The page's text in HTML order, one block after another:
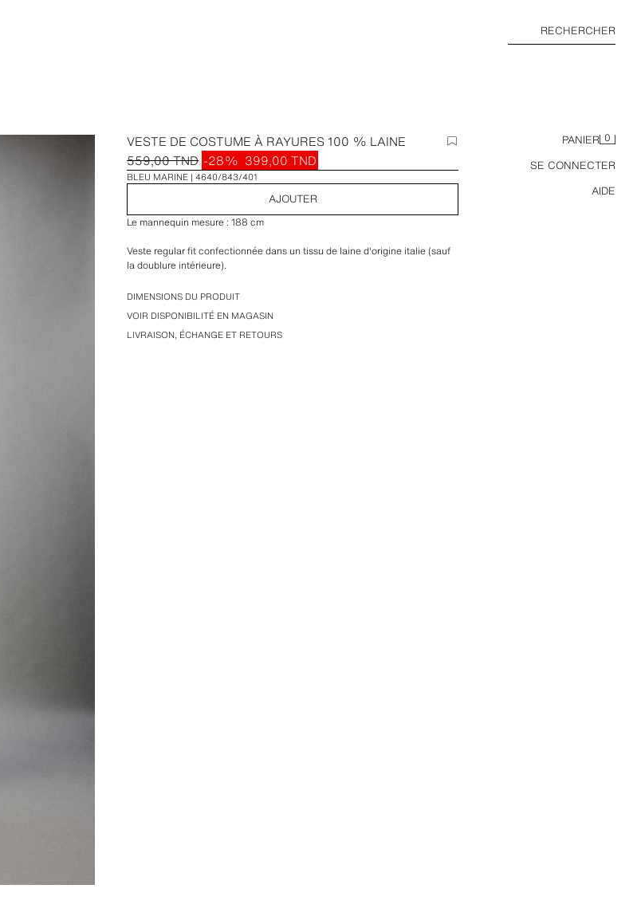
RECHERCHER
PANIER 0
SE CONNECTER
AIDE
VESTE DE COSTUME À RAYURES 100 % LAINE
559,00 TND -28% 399,00 TND
BLEU MARINE 4640/843/401
AJOUTER
Le mannequin mesure : 188 cm
Veste regular fit confectionnée dans un tissu de laine d'origine italie (sauf
la doublure intérieure).
Col à revers en pointe et manches longues avec poignets boutonnés.
Poches passepoilées sur la poitrine et poches à rabat sur les hanches.
Détail de poche intérieure. Bas avec ouvertures dans le dos. Fermeture
avant par boutonnage croisé.
DIMENSIONS DU PRODUIT
VOIR DISPONIBILITÉ EN MAGASIN
LIVRAISON, ÉCHANGE ET RETOURS